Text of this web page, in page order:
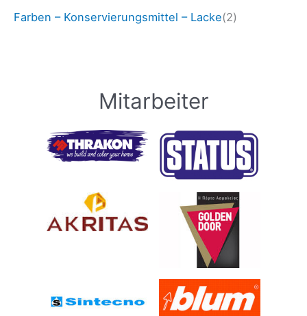
Farben – Konservierungsmittel – Lacke(2)
Mitarbeiter